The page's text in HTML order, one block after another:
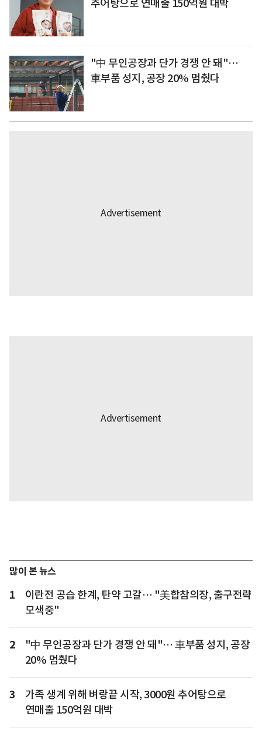
추어탕으로 연매출 150억원 대박
"中 무인공장과 단가 경쟁 안 돼"…
車부품 성지, 공장 20% 멈췄다
많이 본 뉴스
1
이란전 공습 한계, 탄약 고갈… "美합참의장, 출구전략
모색중"
2
"中 무인공장과 단가 경쟁 안 돼"… 車부품 성지, 공장
20% 멈췄다
3
가족 생계 위해 벼랑끝 시작, 3000원 추어탕으로
연매출 150억원 대박